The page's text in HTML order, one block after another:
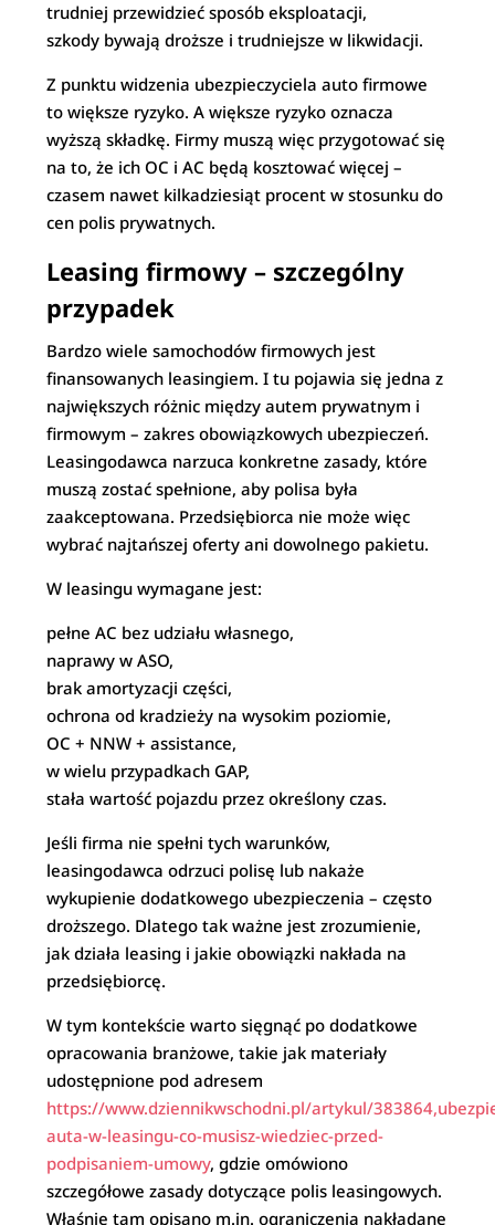
trudniej przewidzieć sposób eksploatacji,
szkody bywają droższe i trudniejsze w likwidacji.
Z punktu widzenia ubezpieczyciela auto firmowe
to większe ryzyko. A większe ryzyko oznacza
wyższą składkę. Firmy muszą więc przygotować się
na to, że ich OC i AC będą kosztować więcej –
czasem nawet kilkadziesiąt procent w stosunku do
cen polis prywatnych.
Leasing firmowy – szczególny
przypadek
Bardzo wiele samochodów firmowych jest
finansowanych leasingiem. I tu pojawia się jedna z
największych różnic między autem prywatnym i
firmowym – zakres obowiązkowych ubezpieczeń.
Leasingodawca narzuca konkretne zasady, które
muszą zostać spełnione, aby polisa była
zaakceptowana. Przedsiębiorca nie może więc
wybrać najtańszej oferty ani dowolnego pakietu.
W leasingu wymagane jest:
pełne AC bez udziału własnego,
naprawy w ASO,
brak amortyzacji części,
ochrona od kradzieży na wysokim poziomie,
OC + NNW + assistance,
w wielu przypadkach GAP,
stała wartość pojazdu przez określony czas.
Jeśli firma nie spełni tych warunków,
leasingodawca odrzuci polisę lub nakaże
wykupienie dodatkowego ubezpieczenia – często
droższego. Dlatego tak ważne jest zrozumienie,
jak działa leasing i jakie obowiązki nakłada na
przedsiębiorcę.
W tym kontekście warto sięgnąć po dodatkowe
opracowania branżowe, takie jak materiały
udostępnione pod adresem
https://www.dziennikwschodni.pl/artykul/
auta-w-leasingu-co-musisz-wiedziec-przed-
podpisaniem-umowy, gdzie omówiono
szczegółowe zasady dotyczące polis leasingowych.
Właśnie tam opisano m.in. ograniczenia nakładane